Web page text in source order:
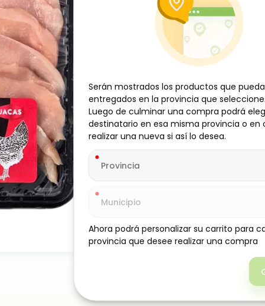
Bistec de
hueso,
o recetas
práctico y
Serán mostrados los productos que
entregados en la provincia que seleccione.
Luego de culminar una compra podrá
destinatario en esa misma provincia o en
realizar una nueva si así lo desea.
Ahora podrá personalizar su carrito para
provincia que desee realizar una compra
Serán mostrados los productos que
entregados en la provincia que seleccione.
Luego de culminar una compra podrá
destinatario en esa misma provincia o en
realizar una nueva si así lo desea.
Ahora podrá personalizar su carrito para
provincia que desee realizar una compra